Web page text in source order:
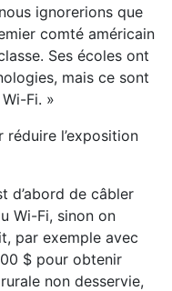
ignorerions que
comté américain
Ses écoles ont
mais ce sont
Fi. »
l’exposition
d’abord de câbler
Wi-Fi, sinon on
par exemple avec
$ pour obtenir
non desservie,